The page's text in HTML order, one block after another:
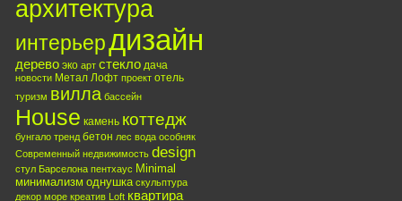
архитектура
интерьердизайн
дерево эко арт стекло дача
новости Метал Лофт проект отель
туризм вилла бассейн
House камень коттедж
бунгало тренд бетон лес вода особняк
Современный недвижимость design
стул Барселона пентхаус Minimal
минимализм однушка скульптура
декор море креатив Loft квартира